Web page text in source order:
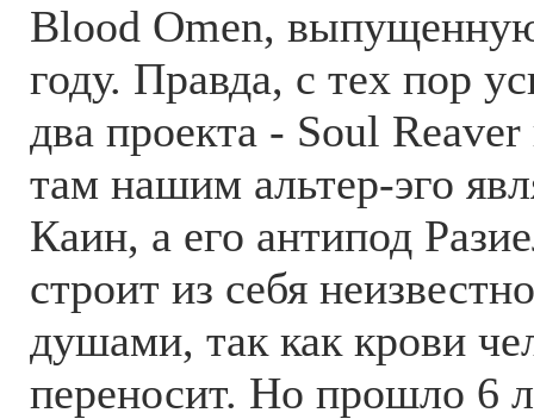
Blood Omen,
году. Правда, с тех пор
два проекта - Soul
там нашим альтер-эго
Каин, а его антипод
строит из себя
душами, так как крови
переносит. Но прошло 6